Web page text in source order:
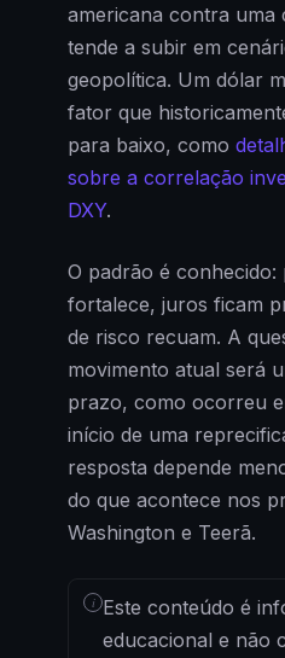
americana contra uma
tende a subir em
geopolítica. Um dólar
fator que
para baixo, como
sobre a correlação
DXY.
O padrão é
fortalece, juros ficam
de risco recuam. A
movimento atual será
prazo, como ocorreu
início de uma
resposta depende
do que acontece nos
Washington e Teerã.
i Este conteúdo é
educacional e não